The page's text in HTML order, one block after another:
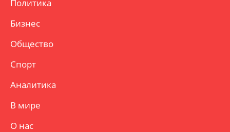
Политика
Бизнес
Общество
Спорт
Аналитика
В мире
О нас